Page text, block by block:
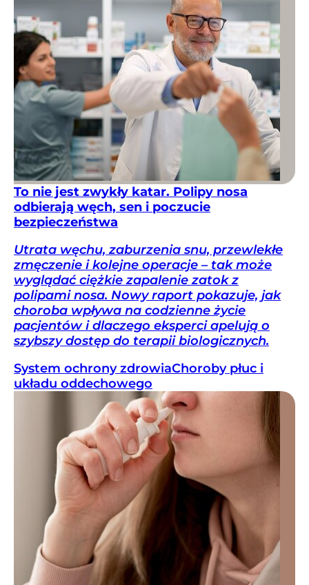
To nie jest zwykły katar. Polipy nosa
odbierają węch, sen i poczucie
bezpieczeństwa
Utrata węchu, zaburzenia snu, przewlekłe
zmęczenie i kolejne operacje – tak może
wyglądać ciężkie zapalenie zatok z
polipami nosa. Nowy raport pokazuje, jak
choroba wpływa na codzienne życie
pacjentów i dlaczego eksperci apelują o
szybszy dostęp do terapii biologicznych.
System ochrony zdrowiaChoroby płuc i
układu oddechowego